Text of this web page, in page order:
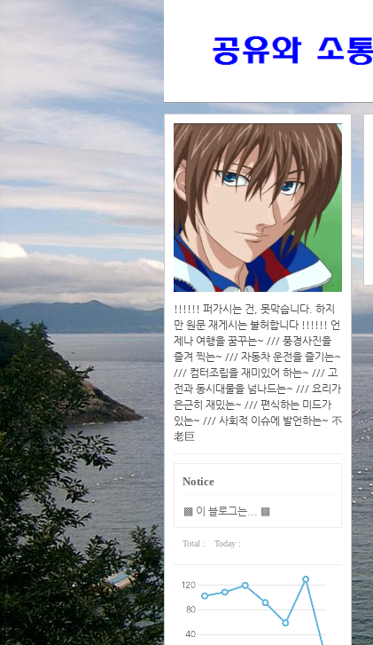
!!!!!! 퍼가시는 건, 못막습니다. 하지
만 원문 재게시는 불허합니다 !!!!!! 언
제나 여행을 꿈꾸는~ /// 풍경사진을
즐겨 찍는~ /// 자동차 운전을 즐기는~
/// 컴터조립을 재미있어 하는~ /// 고
전과 동시대물을 넘나드는~ /// 요리가
은근히 재밌는~ /// 편식하는 미드가
있는~ /// 사회적 이슈에 발언하는~ 不
老巨
Notice
▩ 이 블로그는... ▩
Total : Today :